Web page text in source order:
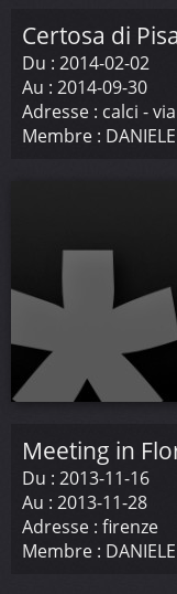
Certosa di
Du : 2014-02-02
Au : 2014-09-30
Adresse : calci -
Membre :
Meeting in
Du : 2013-11-16
Au : 2013-11-28
Adresse : firenze
Membre :